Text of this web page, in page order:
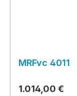
MRFvc 4011
1.014,00 €